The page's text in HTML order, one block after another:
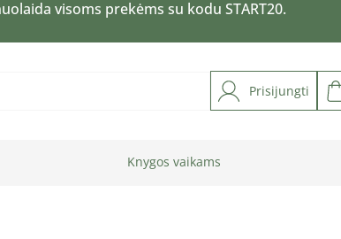
visoms prekėms su kodu START20.
Prisijungti
Knygos vaikams